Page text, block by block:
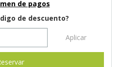
de pagos
de descuento?
Aplicar